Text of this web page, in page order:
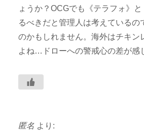
ょうか？OCGでも《テラフォ》
るべきだと管理人は考えている
のかもしれません。海外はチキン
よね…ドローへの警戒心の差が感
匿名 より: